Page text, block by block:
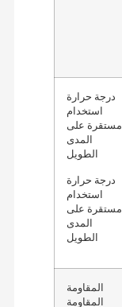
درجة حرارة
استخدام
مستقرة على
المدى
الطويل
درجة حرارة
استخدام
مستقرة على
المدى
الطويل
المقاومة
المقاومة